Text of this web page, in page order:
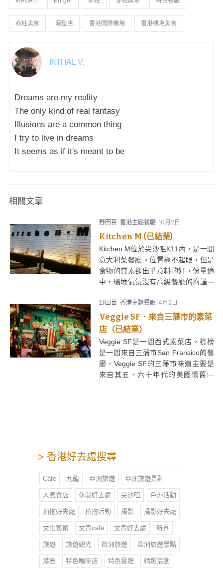
赤柱美食 漢堡店 香港國際機場 香港機場美食
INITIAL V.
Dreams are my reality
The only kind of real fantasy
Illusions are a common thing
I try to live in dreams
It seems as if it's meant to be
相關文章
野田苗 香港主題餐廳 10月2日
Kitchen M (已結業)
Kitchen M位於尖沙咀K11內，是一間
意大利菜餐廳。位置極不起眼，但是
食物的質素卻出乎意料的好，份量適
中，環境氣氛沒有高級餐廳的拘謹，
野田苗 香港主題餐廳 4月2日
Veggie SF．來自三藩市的素菜
店（已結業）
Veggie SF是一間西式素菜店。標榜
是一間來自三藩市San Fransico的餐
廳，Veggie SF的三藩市味道主要是
來自其五、六十年代的美國懷舊裝
條，還有泰式、越式、印尼菜等選
擇。
> 香港好去處搜尋
Cafe 九龍 亞洲旅遊 亞洲旅遊景點
人氣食店 休閒好去處 尖沙咀 戶外活動
拍拖好去處 拍拖活動 攝影 攝影好去處
文化藝術 文青cafe 文青好去處 新界
旅遊 旅遊觀光 歐洲旅遊 歐洲旅遊景點
港島 特色咖啡店 特色餐廳 精選活動